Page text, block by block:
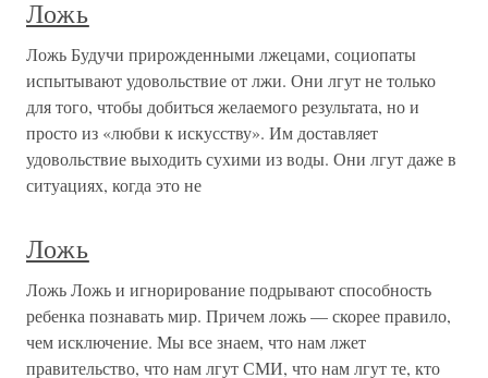
Ложь
Ложь Будучи прирожденными лжецами, социопаты
испытывают удовольствие от лжи. Они лгут не только
для того, чтобы добиться желаемого результата, но и
просто из «любви к искусству». Им доставляет
удовольствие выходить сухими из воды. Они лгут даже в
ситуациях, когда это не
Ложь
Ложь Ложь и игнорирование подрывают способность
ребенка познавать мир. Причем ложь — скорее правило,
чем исключение. Мы все знаем, что нам лжет
правительство, что нам лгут СМИ, что нам лгут те, кто